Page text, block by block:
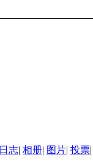
日志| 相册| 图片| 投票|